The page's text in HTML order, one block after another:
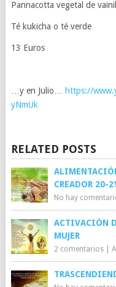
Pannacotta vegetal de
Té kukicha o té verde
13 Euros
…y en Julio… https://
yNmUk
RELATED POSTS
CREADOR 20-
No hay
ACTIVACIÓN
MUJER
2 comentarios|